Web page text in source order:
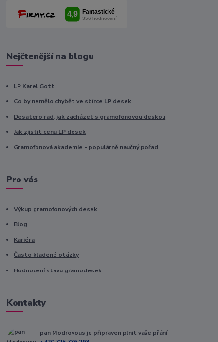
Nejčtenější na blogu
LP Karel Gott
Co by nemělo chybět ve sbírce LP desek
Desatero rad, jak zacházet s gramofonovou deskou
Jak zjistit cenu LP desek
Gramofonová akademie - populárně naučný pořad
Pro vás
Výkup gramofonových desek
Blog
Kariéra
Často kladené otázky
Hodnocení stavu gramodesek
Kontakty
pan Modrovous je připraven plnit vaše přání